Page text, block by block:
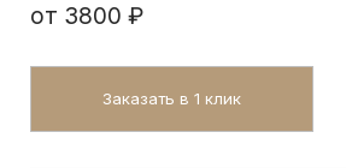
от 3800 ₽
Заказать в 1 клик